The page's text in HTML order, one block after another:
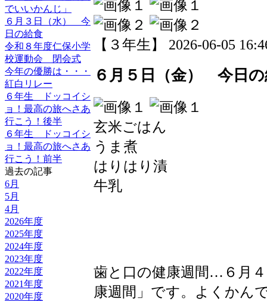
でいいかんじ」
６月３日（水） 今
日の給食
令和８年度仁保小学
校運動会 閉会式
今年の優勝は・・・
紅白リレー
６年生 ドッコイシ
ョ！最高の旅へさあ
行こう！後半
６年生 ドッコイシ
ョ！最高の旅へさあ
行こう！前半
過去の記事
6月
5月
4月
2026年度
2025年度
2024年度
2023年度
2022年度
2021年度
2020年度
【３年生】 2026-06-05
６月５日（金） 今日の
玄米ごはん
うま煮
はりはり漬
牛乳
歯と口の健康週間…６月
康週間」です。よくかん